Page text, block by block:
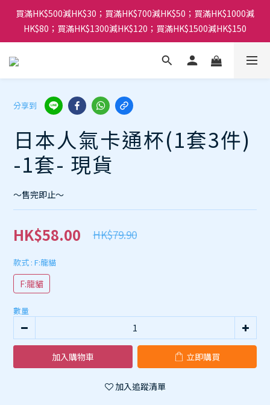
買滿HK$500減HK$30；買滿HK$700減HK$50；買滿HK$1000減
HK$80；買滿HK$1300減HK$120；買滿HK$1500減HK$150
分享到
日本人氣卡通杯(1套3件)
-1套- 現貨
～售完即止～
HK$58.00 HK$79.90
款式 : F:龍貓
F:龍貓
數量
加入購物車 立即購買
加入追蹤清單